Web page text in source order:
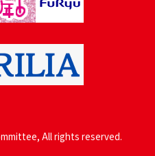
All rights reserved.